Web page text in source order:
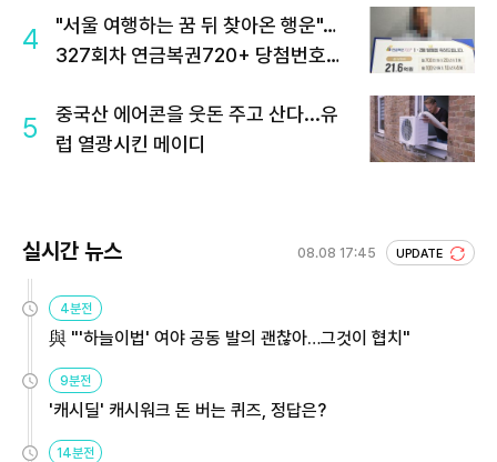
4
"서울 여행하는 꿈 뒤 찾아온 행운"…
327회차 연금복권720+ 당첨번호조
5
중국산 에어콘을 웃돈 주고 산다...유
럽 열광시킨 메이디
실시간 뉴스 08.08 17:45 UPDATE
4분전
與 "'하늘이법' 여야 공동 발의 괜찮아…그것이 협치"
9분전
'캐시딜' 캐시워크 돈 버는 퀴즈, 정답은?
14분전